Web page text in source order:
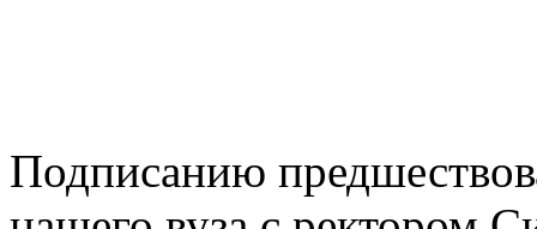
Подписанию